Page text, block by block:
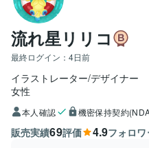
流れ星リリコ
最終ログイン： 4日前
イラストレーター/デザイナー
女性
本人確認 機密保持契約
販売実績69評価 4.9フォロ